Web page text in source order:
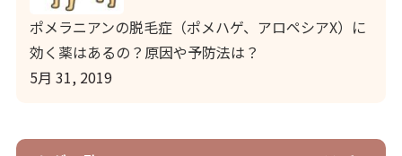
ポメラニアンの脱毛症（ポメハゲ、アロペシアX）に
効く薬はあるの？原因や予防法は？
5月 31, 2019